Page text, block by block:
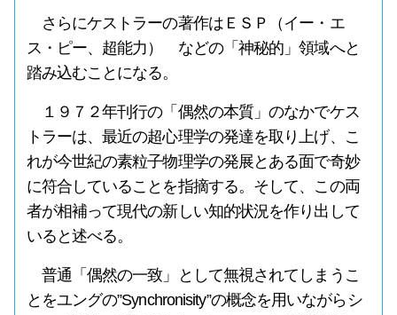
さらにケストラーの著作はＥＳＰ（イー・エ
ス・ピー、超能力） などの「神秘的」領域へと
踏み込むことになる。
１９７２年刊行の「偶然の本質」のなかでケス
トラーは、最近の超心理学の発達を取り上げ、こ
れが今世紀の素粒子物理学の発展とある面で奇妙
に符合していることを指摘する。そして、この両
者が相補って現代の新しい知的状況を作り出して
いると述べる。
普通「偶然の一致」として無視されてしまうこ
とをユングの”Synchronisity”の概念を用いながらシ